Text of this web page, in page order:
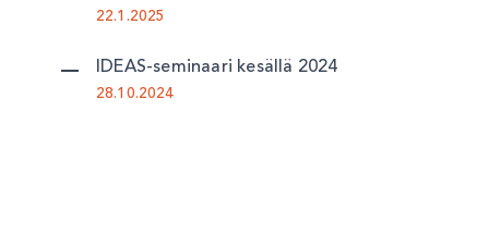
22.1.2025
IDEAS-seminaari kesällä 2024
28.10.2024